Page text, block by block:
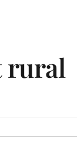
rural